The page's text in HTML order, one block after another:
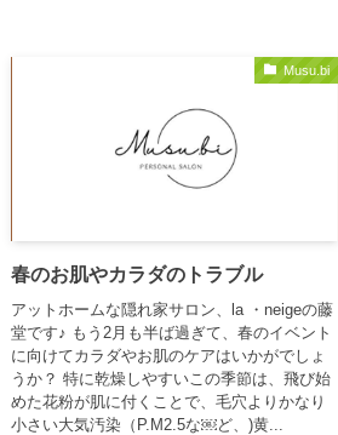
Musu.bi
春のお肌やカラダのトラブル
アットホームな隠れ家サロン、la ・neigeの藤
堂です♪ もう2月も半ば過ぎて、春のイベント
に向けてカラダやお肌のケアはいかがでしょ
うか？ 特に乾燥しやすいこの季節は、飛び始
めた花粉が肌に付くことで、毛穴よりかなり
小さい大気汚染（P.M2.5な￼ど、)黄...